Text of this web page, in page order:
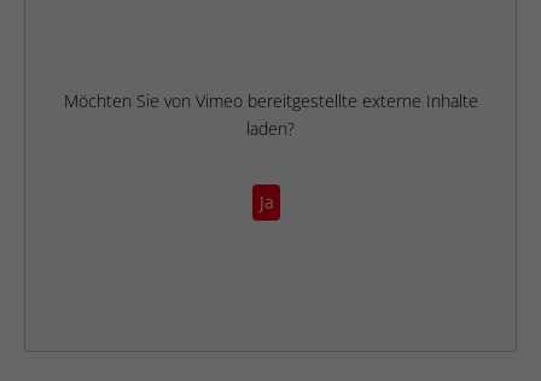
Möchten Sie von Vimeobereitgestellte externe Inhalte
laden?
Ja